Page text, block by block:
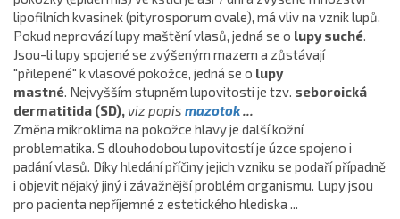
lipofilních kvasinek (pityrosporum ovale), má vliv na vznik lupů.
Pokud neprovází lupy maštění vlasů, jedná se o lupy suché.
Jsou-li lupy spojené se zvýšeným mazem a zůstávají
"přilepené" k vlasové pokožce, jedná se o lupy
mastné. Nejvyšším stupněm lupovitosti je tzv. seboroická
dermatitida (SD),viz popis mazotok...
Změna mikroklima na pokožce hlavy je další kožní
problematika. S dlouhodobou lupovitostí je úzce spojeno i
padání vlasů. Díky hledání příčiny jejich vzniku se podaří případně
i objevit nějaký jiný i závažnější problém organismu. Lupy jsou
pro pacienta nepříjemné z estetického hlediska ...